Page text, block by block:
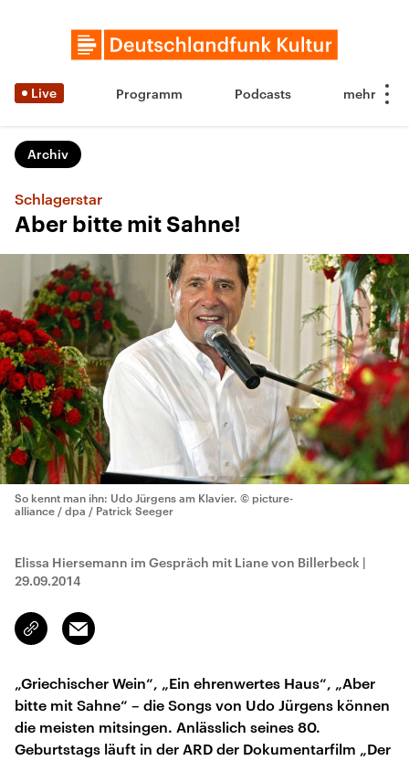
Live Programm Podcasts
Archiv
Schlagerstar
Aber bitte mit Sahne!
So kennt man ihn: Udo Jürgens am Klavier. © picture-
alliance / dpa / Patrick Seeger
Elissa Hiersemann im Gespräch mit Liane von Billerbeck |
29.09.2014
Link
kopieren/teilen
Email
„Griechischer Wein“, „Ein ehrenwertes Haus“, „Aber
bitte mit Sahne“ – die Songs von Udo Jürgens können
die meisten mitsingen. Anlässlich seines 80.
Geburtstags läuft in der ARD der Dokumentarfilm „Der